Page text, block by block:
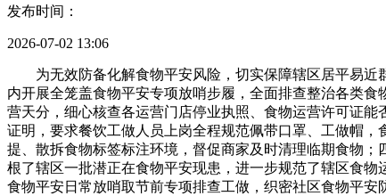
发布时间：
2026-07-02 13:06
为无效防备化解食物平安风险，切实保障辖区居平易近
内开展全笼盖食物平安专项放哨步履，全面排查整治各类
营天分，细心核查各运营门店停业执照、食物运营许可证
证明，要求餐饮工做人员上岗全程规范佩带口罩、工做帽
提、散拆食物标签标注环境，督促商家及时清理临期食物
根了辖区一批潜正在食物平安现患，进一步规范了辖区食
食物平安日常放哨取节前专项排查工做，织密社区食物平